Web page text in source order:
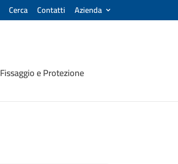
Cerca Contatti Azienda
Fissaggio e Protezione